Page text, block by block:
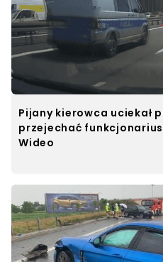
Pijany kierowca uciekał
przejechać
Wideo